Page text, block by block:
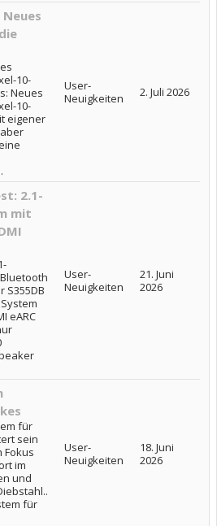
10-
Neues
10-
eigener
User-
Neuigkeiten
2. Juli 2026
2.1-
mit
S355DB
eARC
User-
Neuigkeiten
21. Juni
2026
für
sein
Fokus
im
und
für
User-
Neuigkeiten
18. Juni
2026